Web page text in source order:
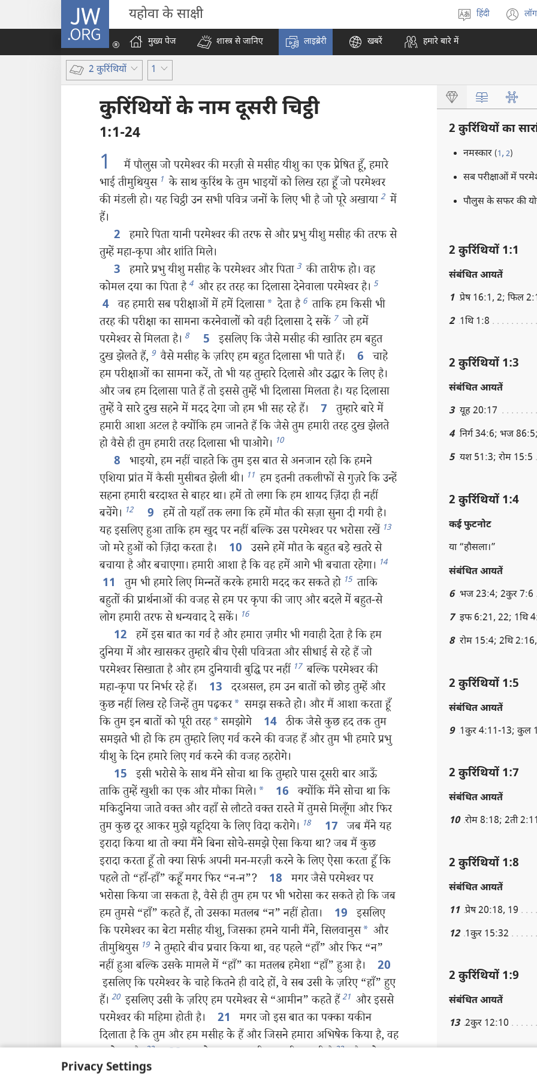
Privacy Settings
JW.ORG यहोवा के साक्षी
भाषा
चुनें
हिंदी
मुख्य पेज शास्त्र से जानिए लाइब्रेरी खबरें हमारे बारे में
2 कुरिंथियों 1
कुरिंथियों के नाम दूसरी चिट्ठी
1:1-24
1
मैं पौलुस जो परमेश्‍वर की मरज़ी से मसीह यीशु का एक प्रेषित हूँ, हमारे
भाई तीमुथियुस 1 के साथ कुरिंथ के तुम भाइयों को लिख रहा हूँ जो परमेश्‍वर
की मंडली हो। यह चिट्ठी उन सभी पवित्र जनों के लिए भी है जो पूरे अखाया 2 में
हैं।
2 हमारे पिता यानी परमेश्‍वर की तरफ से और प्रभु यीशु मसीह की तरफ से
तुम्हें महा-कृपा और शांति मिले।
3 हमारे प्रभु यीशु मसीह के परमेश्‍वर और पिता 3 की तारीफ हो। वह
कोमल दया का पिता है 4 और हर तरह का दिलासा देनेवाला परमेश्‍वर है। 5
4 वह हमारी सब परीक्षाओं में हमें दिलासा* देता है 6 ताकि हम किसी भी
तरह की परीक्षा का सामना करनेवालों को वही दिलासा दे सकें 7 जो हमें
परमेश्‍वर से मिलता है। 8 5 इसलिए कि जैसे मसीह की खातिर हम बहुत
दुख झेलते हैं, 9 वैसे मसीह के ज़रिए हम बहुत दिलासा भी पाते हैं। 6 चाहे
हम परीक्षाओं का सामना करें, तो भी यह तुम्हारे दिलासे और उद्धार के लिए है।
और जब हम दिलासा पाते हैं तो इससे तुम्हें भी दिलासा मिलता है। यह दिलासा
तुम्हें वे सारे दुख सहने में मदद देगा जो हम भी सह रहे हैं।
7 तुम्हारे बारे में
हमारी आशा अटल है क्योंकि हम जानते हैं कि जैसे तुम हमारी तरह दुख झेलते
हो वैसे ही तुम हमारी तरह दिलासा भी पाओगे। 10
8
भाइयो, हम नहीं चाहते कि तुम इस बात से अनजान रहो कि हमने
एशिया प्रांत में कैसी मुसीबत झेली थी। 11 हम इतनी तकलीफों से गुज़रे कि उन्हें
सहना हमारी बरदाश्‍त से बाहर था। हमें तो लगा कि हम शायद ज़िंदा ही नहीं
बचेंगे। 12 9 हमें तो यहाँ तक लगा कि हमें मौत की सज़ा सुना दी गयी है।
यह इसलिए हुआ ताकि हम खुद पर नहीं बल्कि उस परमेश्‍वर पर भरोसा रखें 13
जो मरे हुओं को ज़िंदा करता है। 10 उसने हमें मौत के बहुत बड़े खतरे से
बचाया है और बचाएगा। हमारी आशा है कि वह हमें आगे भी बचाता रहेगा। 14
11 तुम भी हमारे लिए मिन्‍नतें करके हमारी मदद कर सकते हो 15 ताकि
बहुतों की प्रार्थनाओं की वजह से हम पर कृपा की जाए और बदले में बहुत-से
लोग हमारी तरफ से धन्यवाद दे सकें। 16
12 हमें इस बात का गर्व है और हमारा ज़मीर भी गवाही देता है कि हम
दुनिया में और खासकर तुम्हारे बीच ऐसी पवित्रता और सीधाई से रहे हैं जो
परमेश्‍वर सिखाता है और हम दुनियावी बुद्धि पर नहीं 17 बल्कि परमेश्‍वर की
महा-कृपा पर निर्भर रहे हैं।
13 दरअसल, हम उन बातों को छोड़ तुम्हें और
कुछ नहीं लिख रहे जिन्हें तुम पढ़कर* समझ सकते हो। और मैं आशा करता हूँ
कि तुम इन बातों को पूरी तरह*समझोगे 14 ठीक जैसे कुछ हद तक तुम
समझते भी हो कि हम तुम्हारे लिए गर्व करने की वजह हैं और तुम भी हमारे प्रभु
यीशु के दिन हमारे लिए गर्व करने की वजह ठहरोगे।
15 इसी भरोसे के साथ मैंने सोचा था कि तुम्हारे पास दूसरी बार आऊँ
ताकि तुम्हें खुशी का एक और मौका मिले। * 16 क्योंकि मैंने सोचा था कि
मकिदुनिया जाते वक्‍त और वहाँ से लौटते वक्‍त रास्ते में तुमसे मिलूँगा और फिर
तुम कुछ दूर आकर मुझे यहूदिया के लिए विदा करोगे। 18 17 जब मैंने यह
इरादा किया था तो क्या मैंने बिना सोचे-समझे ऐसा किया था? जब मैं कुछ
इरादा करता हूँ तो क्या सिर्फ अपनी मन-मरज़ी करने के लिए ऐसा करता हूँ कि
पहले तो “हाँ-हाँ” कहूँ मगर फिर “न-न”?
18 मगर जैसे परमेश्‍वर पर
भरोसा किया जा सकता है, वैसे ही तुम हम पर भी भरोसा कर सकते हो कि जब
हम तुमसे “हाँ” कहते हैं, तो उसका मतलब “न” नहीं होता।
19 इसलिए
कि परमेश्‍वर का बेटा मसीह यीशु, जिसका हमने यानी मैंने, सिलवानुस* और
तीमुथियुस 19 ने तुम्हारे बीच प्रचार किया था, वह पहले “हाँ” और फिर “न”
नहीं हुआ बल्कि उसके मामले में “हाँ” का मतलब हमेशा “हाँ” हुआ है।
20
इसलिए कि परमेश्‍वर के चाहे कितने ही वादे हों, वे सब उसी के ज़रिए “हाँ” हुए
हैं। 20 इसलिए उसी के ज़रिए हम परमेश्‍वर से “आमीन” कहते हैं 21 और इससे
परमेश्‍वर की महिमा होती है।
21
मगर जो इस बात का पक्का यकीन
दिलाता है कि तुम और हम मसीह के हैं और जिसने हमारा अभिषेक किया है, वह
परमेश्‍वर है।
22 22 उसने हम पर अपनी मुहर भी लगायी है 23
और जो
2 कुरिंथियों का
नमस्कार (1, 2)
सब परीक्षाओं में
पौलुस के सफर की
2 कुरिंथियों 1:1
संबंधित आयतें
1 प्रेष 16:1, 2; फिल
2 1थि 1:8
2 कुरिंथियों 1:3
संबंधित आयतें
3 यूह 20:17
4 निर्ग 34:6; भज
5 यश 51:3; रोम 15:5
2 कुरिंथियों 1:4
कई फुटनोट
या “हौसला।”
संबंधित आयतें
6 भज 23:4; 2कुर 7:6
7 इफ 6:21, 22; 1थि
8 रोम 15:4; 2थि
2 कुरिंथियों 1:5
संबंधित आयतें
9 1कुर 4:11-13; कुल
2 कुरिंथियों 1:7
संबंधित आयतें
10 रोम 8:18; 2ती
2 कुरिंथियों 1:8
संबंधित आयतें
11 प्रेष 20:18, 19
12 1कुर 15:32
2 कुरिंथियों 1:9
संबंधित आयतें
13 2कुर 12:10